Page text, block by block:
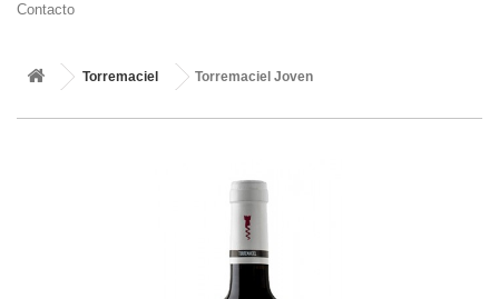
Contacto
Torremaciel Torremaciel Joven